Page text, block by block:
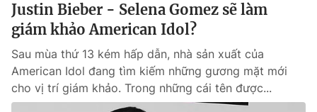
Góc doanh nghiệp
Truyền hình
Phim VTV
Hậu trường
Nhân vật
Giải trí
Điện ảnh
Đời sống
Justin Bieber - Selena Gomez sẽ làm
giám khảo American Idol?
Sau mùa thứ 13 kém hấp dẫn, nhà sản xuất của
American Idol đang tìm kiếm những gương mặt mới
cho vị trí giám khảo. Trong những cái tên được...